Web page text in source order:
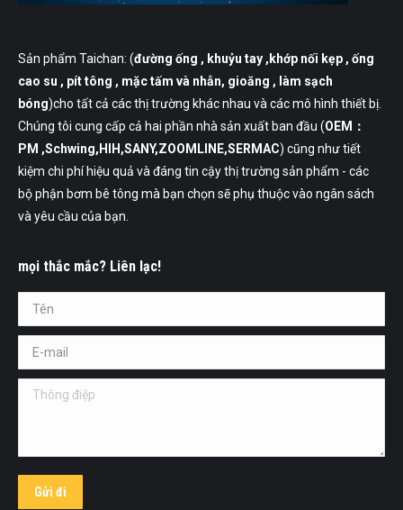
Sản phẩm Taichan: (đường ống , khuỷu tay ,khớp nối kẹp , ống
cao su , pít tông , mặc tấm và nhẫn, gioăng , làm sạch
bóng)cho tất cả các thị trường khác nhau và các mô hình thiết bị.
Chúng tôi cung cấp cả hai phần nhà sản xuất ban đầu (OEM：
PM ,Schwing,HIH,SANY,ZOOMLINE,SERMAC) cũng như tiết
kiệm chi phí hiệu quả và đáng tin cậy thị trường sản phẩm - các
bộ phận bơm bê tông mà bạn chọn sẽ phụ thuộc vào ngân sách
và yêu cầu của bạn.
mọi thắc mắc? Liên lạc!
Tên *
E-mail *
Thông điệp
Gửi đi